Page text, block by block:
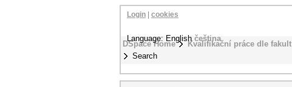
DSpace Home Kvalifikační práce dle fakult
Search
Login cookies
Language: Englishčeština